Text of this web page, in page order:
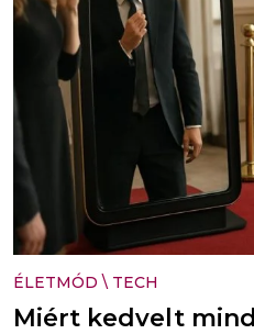
ÉLETMÓD \ TECH
Miért kedvelt